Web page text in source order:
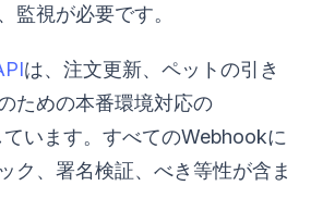
監視が必要です。
は、注文更新、ペットの引き
ための本番環境対応の
います。すべてのWebhookに
ク、署名検証、べき等性が含ま